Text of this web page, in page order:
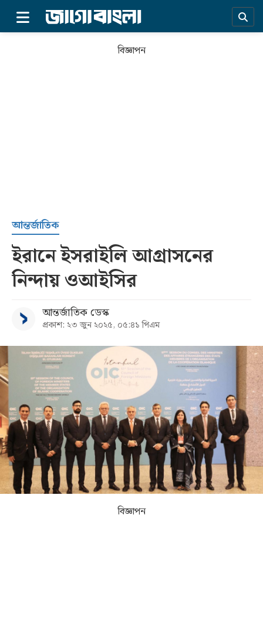
সর্বশেষ
বিভাগ
আর্কাইভ
কনভার্টার
বিজ্ঞাপন
আন্তর্জাতিক
ইরানে ইসরাইলি আগ্রাসনের
নিন্দায় ওআইসির
আন্তর্জাতিক ডেস্ক
প্রকাশ: ২৩ জুন ২০২৫, ০৫:৪১ পিএম
বিজ্ঞাপন